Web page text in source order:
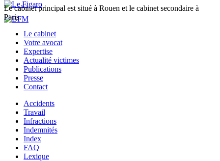
Le cabinet principal est situé à Rouen et le cabinet secondaire à
Paris.
Le cabinet
Votre avocat
Expertise
Actualité victimes
Publications
Presse
Contact
Accidents
Travail
Infractions
Indemnités
Index
FAQ
Lexique